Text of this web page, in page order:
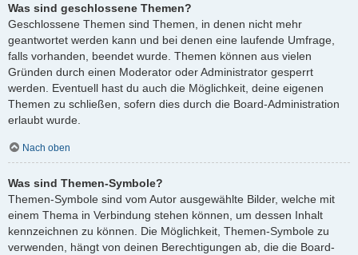
Was sind geschlossene Themen?
Geschlossene Themen sind Themen, in denen nicht mehr
geantwortet werden kann und bei denen eine laufende Umfrage,
falls vorhanden, beendet wurde. Themen können aus vielen
Gründen durch einen Moderator oder Administrator gesperrt
werden. Eventuell hast du auch die Möglichkeit, deine eigenen
Themen zu schließen, sofern dies durch die Board-Administration
erlaubt wurde.
Nach oben
Was sind Themen-Symbole?
Themen-Symbole sind vom Autor ausgewählte Bilder, welche mit
einem Thema in Verbindung stehen können, um dessen Inhalt
kennzeichnen zu können. Die Möglichkeit, Themen-Symbole zu
verwenden, hängt von deinen Berechtigungen ab, die die Board-